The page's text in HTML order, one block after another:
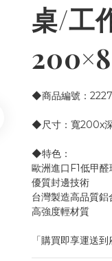
桌/工
◆商品編號：
◆尺寸：寬200x
◆特色：
歐洲進口F1低甲
優質封邊技術
台灣製造高品質鋁
高強度輕材質
「購買即享運送